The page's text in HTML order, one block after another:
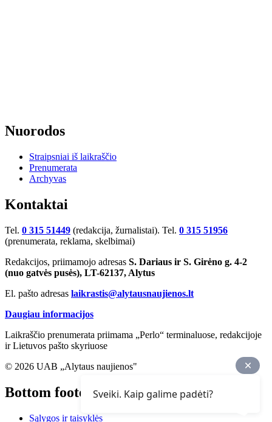
Nuorodos
Straipsniai iš laikraščio
Prenumerata
Archyvas
Kontaktai
Tel. 0 315 51449 (redakcija, žurnalistai). Tel. 0 315 51956
(prenumerata, reklama, skelbimai)
Redakcijos, priimamojo adresas S. Dariaus ir S. Girėno g. 4-2
(nuo gatvės pusės), LT-62137, Alytus
El. pašto adresas laikrastis@alytausnaujienos.lt
Daugiau informacijos
Laikraščio prenumerata priimama „Perlo“ terminaluose, redakcijoje
ir Lietuvos pašto skyriuose
© 2026 UAB „Alytaus naujienos"
Bottom footer
Sąlygos ir taisyklės
Sveiki. Kaip galime padėti?